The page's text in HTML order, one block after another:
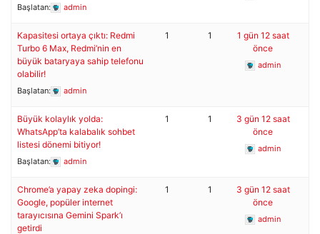
Başlatan: admin
Kapasitesi ortaya çıktı: Redmi
Turbo 6 Max, Redmi’nin en
büyük bataryaya sahip telefonu
olabilir!
Başlatan: admin
1 1
1 gün 12 saat
önce
admin
Büyük kolaylık yolda:
WhatsApp’ta kalabalık sohbet
listesi dönemi bitiyor!
Başlatan: admin
1 1
3 gün 12 saat
önce
admin
Chrome’a yapay zeka dopingi:
Google, popüler internet
tarayıcısına Gemini Spark’ı
getirdi
1 1
3 gün 12 saat
önce
admin